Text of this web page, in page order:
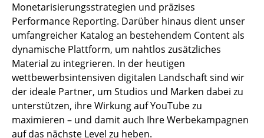
Monetarisierungsstrategien und präzises
Performance Reporting. Darüber hinaus dient unser
umfangreicher Katalog an bestehendem Content als
dynamische Plattform, um nahtlos zusätzliches
Material zu integrieren. In der heutigen
wettbewerbsintensiven digitalen Landschaft sind wir
der ideale Partner, um Studios und Marken dabei zu
unterstützen, ihre Wirkung auf YouTube zu
maximieren – und damit auch Ihre Werbekampagnen
auf das nächste Level zu heben.